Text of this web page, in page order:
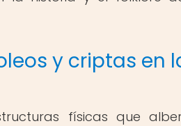
y criptas en
físicas que